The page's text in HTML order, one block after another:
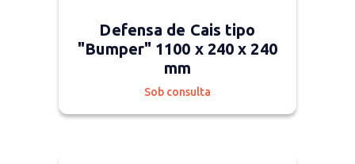
Defensa de Cais tipo
"Bumper" 1100 x 240 x 240
mm
Sob consulta